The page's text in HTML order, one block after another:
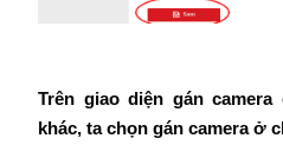
Trên giao diện gán
khác, ta chọn gán camera ở